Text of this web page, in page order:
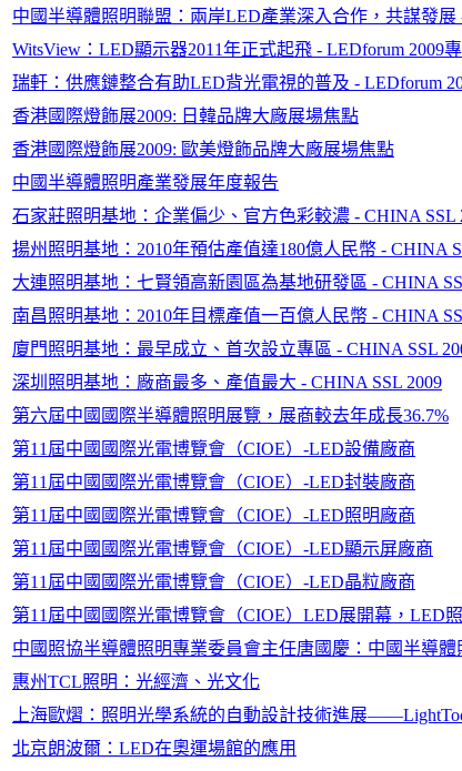
中國半導體照明聯盟：兩岸LED產業深入合作，共謀發展
WitsView：LED顯示器2011年正式起飛 - LEDforum 2009
瑞軒：供應鏈整合有助LED背光電視的普及 - LEDforum
香港國際燈飾展2009: 日韓品牌大廠展場焦點
香港國際燈飾展2009: 歐美燈飾品牌大廠展場焦點
中國半導體照明產業發展年度報告
石家莊照明基地：企業偏少、官方色彩較濃 - CHINA SSL
揚州照明基地：2010年預估產值達180億人民幣 - CHINA
大連照明基地：七賢領高新園區為基地研發區 - CHINA
南昌照明基地：2010年目標產值一百億人民幣 - CHINA
廈門照明基地：最早成立、首次設立專區 - CHINA SSL
深圳照明基地：廠商最多、產值最大 - CHINA SSL 2009
第六屆中國國際半導體照明展覽，展商較去年成長36.7%
第11屆中國國際光電博覽會（CIOE）-LED設備廠商
第11屆中國國際光電博覽會（CIOE）-LED封裝廠商
第11屆中國國際光電博覽會（CIOE）-LED照明廠商
第11屆中國國際光電博覽會（CIOE）-LED顯示屏廠商
第11屆中國國際光電博覽會（CIOE）-LED晶粒廠商
第11屆中國國際光電博覽會（CIOE）LED展開幕，LED
中國照協半導體照明專業委員會主任唐國慶：中國半導
惠州TCL照明：光經濟、光文化
上海歐熠：照明光學系統的自動設計技術進展
北京朗波爾：LED在奧運場館的應用